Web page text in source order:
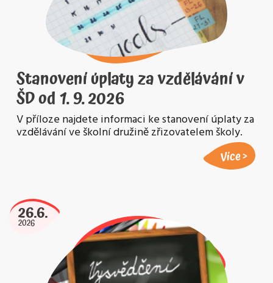
Stanovení úplaty za vzdělávání v
ŠD od 1. 9. 2026
V příloze najdete informaci ke stanovení úplaty za
vzdělávání ve školní družině zřizovatelem školy.
Více
26.6.
2026